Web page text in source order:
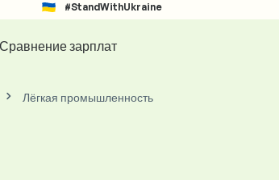
#StandWithUkraine
Сравнение зарплат
Лёгкая промышленность